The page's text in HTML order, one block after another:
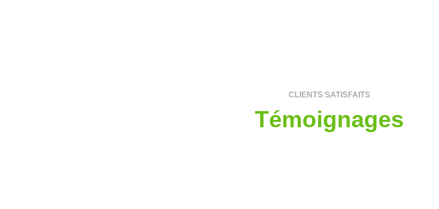
CLIENTS SATISFAITS
Témoignages